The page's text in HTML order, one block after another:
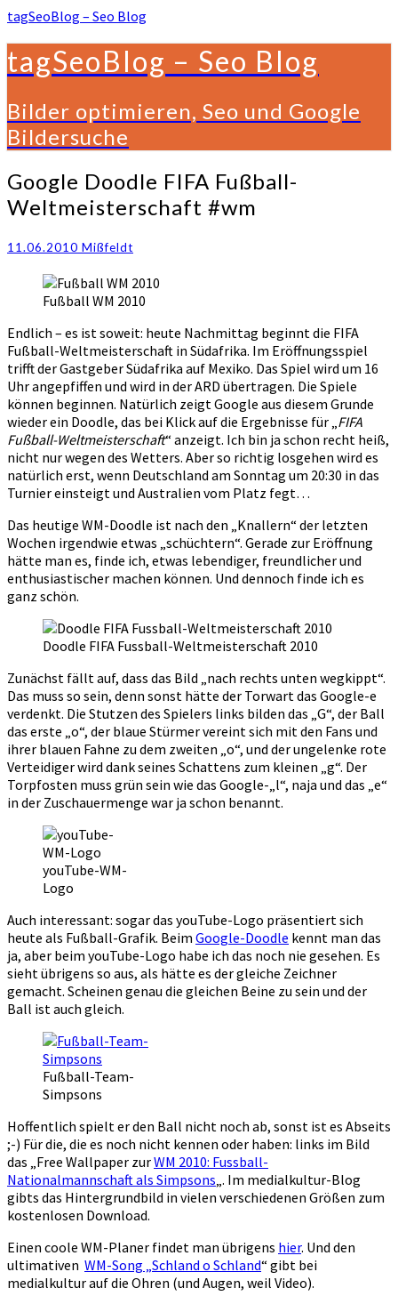
tagSeoBlog – Seo Blog
tagSeoBlog – Seo Blog
Bilder optimieren, Seo und Google
Bildersuche
Google
Doodle
FIFA
Weltmeisterschaft
Google Doodle FIFA Fußball-
Weltmeisterschaft #wm
11.06.2010 Mißfeldt
Fußball WM 2010
Endlich – es ist soweit: heute Nachmittag beginnt die FIFA
Fußball-Weltmeisterschaft in Südafrika. Im Eröffnungsspiel
trifft der Gastgeber Südafrika auf Mexiko. Das Spiel wird um 16
Uhr angepfiffen und wird in der ARD übertragen. Die Spiele
können beginnen. Natürlich zeigt Google aus diesem Grunde
wieder ein Doodle, das bei Klick auf die Ergebnisse für „ FIFA
Fußball-Weltmeisterschaft“ anzeigt. Ich bin ja schon recht heiß,
nicht nur wegen des Wetters. Aber so richtig losgehen wird es
natürlich erst, wenn Deutschland am Sonntag um 20:30 in das
Turnier einsteigt und Australien vom Platz fegt…
Das heutige WM-Doodle ist nach den „Knallern“ der letzten
Wochen irgendwie etwas „schüchtern“. Gerade zur Eröffnung
hätte man es, finde ich, etwas lebendiger, freundlicher und
enthusiastischer machen können. Und dennoch finde ich es
ganz schön.
Doodle FIFA Fussball-Weltmeisterschaft 2010
Zunächst fällt auf, dass das Bild „nach rechts unten wegkippt“.
Das muss so sein, denn sonst hätte der Torwart das Google-e
verdenkt. Die Stutzen des Spielers links bilden das „G“, der Ball
das erste „o“, der blaue Stürmer vereint sich mit den Fans und
ihrer blauen Fahne zu dem zweiten „o“, und der ungelenke rote
Verteidiger wird dank seines Schattens zum kleinen „g“. Der
Torpfosten muss grün sein wie das Google-„l“, naja und das „e“
in der Zuschauermenge war ja schon benannt.
youTube-WM-
Logo
Auch interessant: sogar das youTube-Logo präsentiert sich
heute als Fußball-Grafik. Beim Google-Doodle kennt man das
ja, aber beim youTube-Logo habe ich das noch nie gesehen. Es
sieht übrigens so aus, als hätte es der gleiche Zeichner
gemacht. Scheinen genau die gleichen Beine zu sein und der
Ball ist auch gleich.
Fußball-Team-
Simpsons
Hoffentlich spielt er den Ball nicht noch ab, sonst ist es Abseits
;-) Für die, die es noch nicht kennen oder haben: links im Bild
das „Free Wallpaper zurWM 2010: Fussball-
Nationalmannschaft als Simpsons „. Im medialkultur-Blog
gibts das Hintergrundbild in vielen verschiedenen Größen zum
kostenlosen Download.
Einen coole WM-Planer findet man übrigens hier. Und den
ultimativen WM-Song „Schland o Schland“ gibt bei
medialkultur auf die Ohren (und Augen, weil Video).